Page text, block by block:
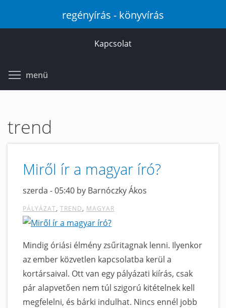
regényírás - könyvírás
Kapcsolat
menü
trend
Miről ír a magyar író?
szerda - 05:40 by Barnóczky Ákos
PÁLYÁZAT TREND MAGYAR
Mindig óriási élmény zsűritagnak lenni. Ilyenkor
az ember közvetlen kapcsolatba kerül a
kortársaival. Ott van egy pályázati kiírás, csak
pár alapvetően nem túl szigorú kitételnek kell
megfelelni, és bárki indulhat. Nincs ennél jobb